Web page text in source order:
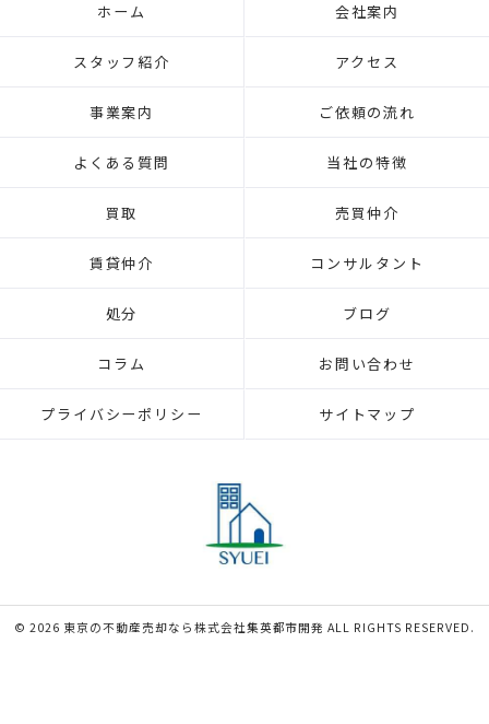
ホーム 会社案内
スタッフ紹介 アクセス
事業案内 ご依頼の流れ
よくある質問 当社の特徴
買取 売買仲介
賃貸仲介 コンサルタント
処分 ブログ
コラム お問い合わせ
プライバシーポリシー サイトマップ
© 2026 東京の不動産売却なら株式会社集英都市開発 ALL RIGHTS RESERVED.